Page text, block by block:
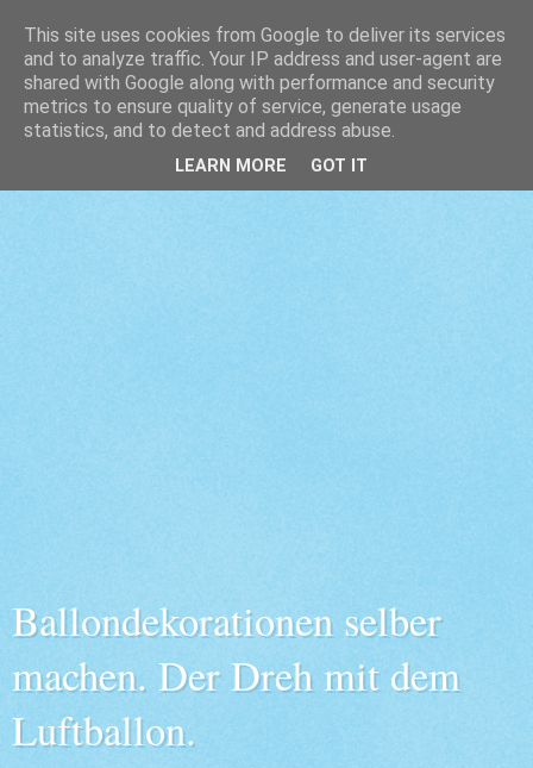
Ballondekorationen selber
machen. Der Dreh mit dem
Luftballon.
This site uses cookies from Google to deliver its services
and to analyze traffic. Your IP address and user-agent are
shared with Google along with performance and security
metrics to ensure quality of service, generate usage
statistics, and to detect and address abuse.
LEARN MORE GOT IT